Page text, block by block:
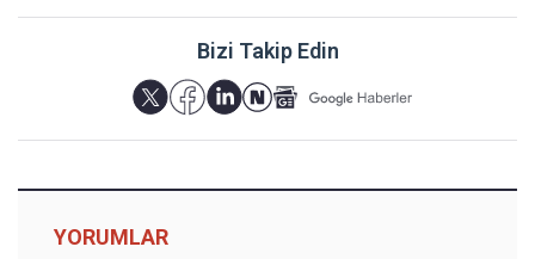
Bizi Takip Edin
YORUMLAR